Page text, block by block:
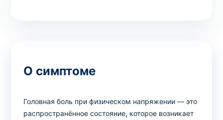
О симптоме
Головная боль при физическом напряжении — это
распространённое состояние, которое возникает